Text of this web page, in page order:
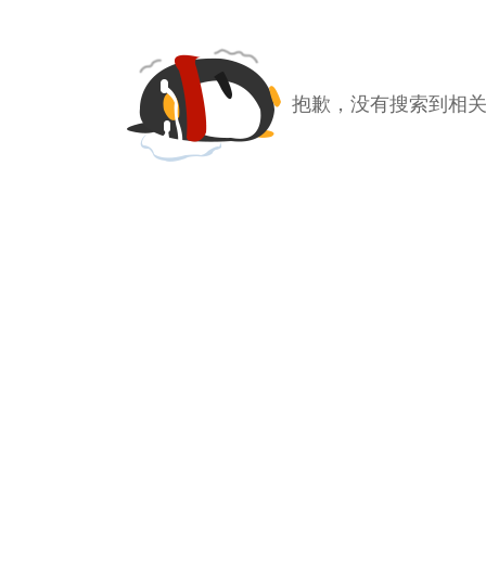
抱歉，没有搜索到相